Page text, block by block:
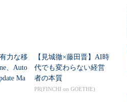
」ツール
力な移
、Auto
Ma
【見城徹×藤田晋】AI時
代でも変わらない経営
者の本質
PR(FINCHI on GOETHE)